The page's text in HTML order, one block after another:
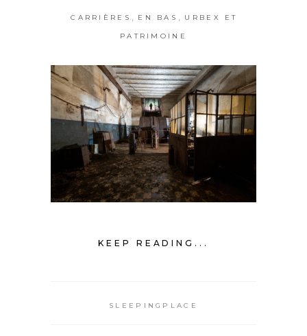
CARRIÈRES EN BAS URBEX ET
PATRIMOINE
KEEP READING...
SLEEPINGPLACE